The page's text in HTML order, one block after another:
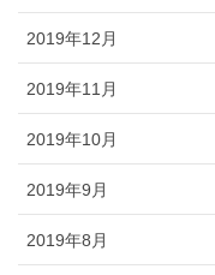
2019年12月
2019年11月
2019年10月
2019年9月
2019年8月